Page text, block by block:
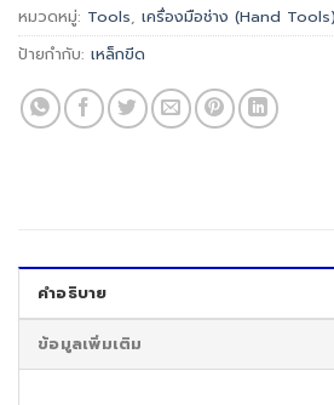
หมวดหมู่: Tools, เครื่องมือช่าง (Hand Tools)
ป้ายกำกับ: เหล็กขีด
คำอธิบาย
ข้อมูลเพิ่มเติม